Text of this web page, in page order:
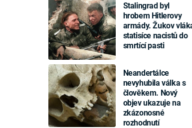
Stalingrad byl
hrobem Hitlerovy
armády. Žukov
statisíce nacistů do
smrtící pasti
Neandertálce
nevyhubila válka s
člověkem. Nový
objev ukazuje na
zkázonosné
rozhodnutí